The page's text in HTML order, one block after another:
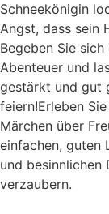
Schneekönigin
Angst, dass sein
Begeben Sie
Abenteuer und
gestärkt und gut
feiern!Erleben
Märchen über
einfachen, guten
und besinnlichen
verzaubern.